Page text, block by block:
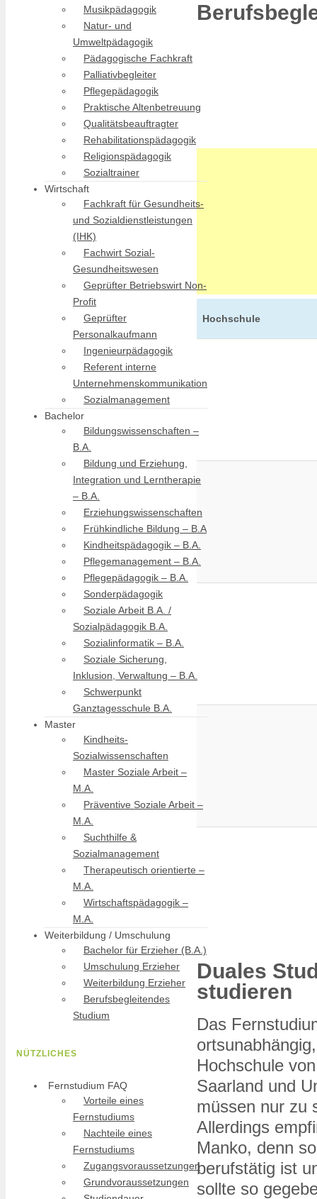
Hochschule
Duales
studieren
Das
Hochschule
Saarland und
müssen nur zu
Allerdings
Manko, denn
berufstätig ist
sollte so
Musikpädagogik
Natur- und
Umweltpädagogik
Pädagogische Fachkraft
Palliativbegleiter
Pflegepädagogik
Praktische Altenbetreuung
Qualitätsbeauftragter
Rehabilitationspädagogik
Religionspädagogik
Sozialtrainer
Wirtschaft
Fachkraft für Gesundheits-
und Sozialdienstleistungen
(IHK)
Fachwirt Sozial-
Gesundheitswesen
Geprüfter Betriebswirt Non-
Profit
Geprüfter
Personalkaufmann
Ingenieurpädagogik
Referent interne
Unternehmenskommunikation
Sozialmanagement
Bachelor
Bildungswissenschaften –
B.A.
Bildung und Erziehung,
Integration und Lerntherapie
– B.A.
Erziehungswissenschaften
Frühkindliche Bildung – B.A
Kindheitspädagogik – B.A.
Pflegemanagement – B.A.
Pflegepädagogik – B.A.
Sonderpädagogik
Soziale Arbeit B.A. /
Sozialpädagogik B.A.
Sozialinformatik – B.A.
Soziale Sicherung,
Inklusion, Verwaltung – B.A.
Schwerpunkt
Ganztagesschule B.A.
Master
Kindheits-
Sozialwissenschaften
Master Soziale Arbeit –
M.A.
Präventive Soziale Arbeit –
M.A.
Suchthilfe &
Sozialmanagement
Therapeutisch orientierte –
M.A.
Wirtschaftspädagogik –
M.A.
Weiterbildung / Umschulung
Bachelor für Erzieher (B.A.)
Umschulung Erzieher
Weiterbildung Erzieher
Berufsbegleitendes
Studium
NÜTZLICHES
Fernstudium FAQ
Vorteile eines
Fernstudiums
Nachteile eines
Fernstudiums
Zugangsvoraussetzungen
Grundvoraussetzungen